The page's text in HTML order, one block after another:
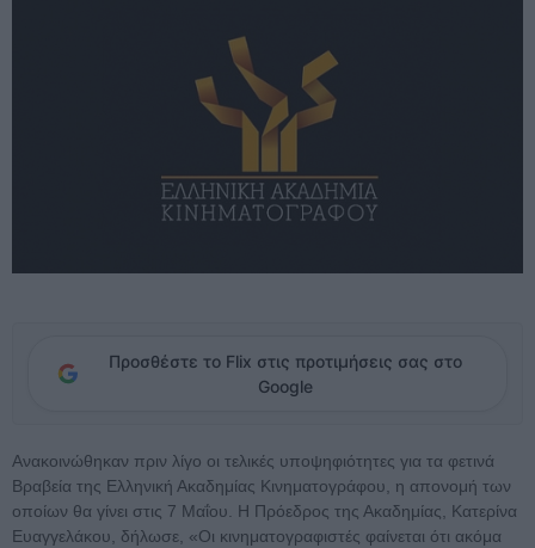
Προσθέστε το Flix στις προτιμήσεις σας στο
Google
Ανακοινώθηκαν πριν λίγο οι τελικές υποψηφιότητες για τα φετινά
Βραβεία της Ελληνική Ακαδημίας Κινηματογράφου, η απονομή των
οποίων θα γίνει στις 7 Μαΐου. Η Πρόεδρος της Ακαδημίας, Κατερίνα
Ευαγγελάκου, δήλωσε, «Οι κινηματογραφιστές φαίνεται ότι ακόμα